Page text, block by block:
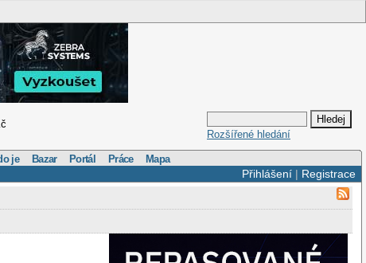
Rozšířené hledání
je Bazar Portál Práce Mapa
Přihlášení| Registrace